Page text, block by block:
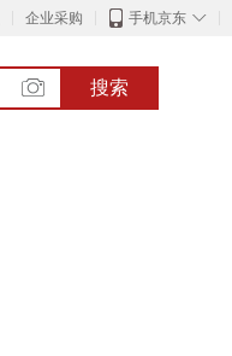
企业采购 ◇
手机京东
搜索